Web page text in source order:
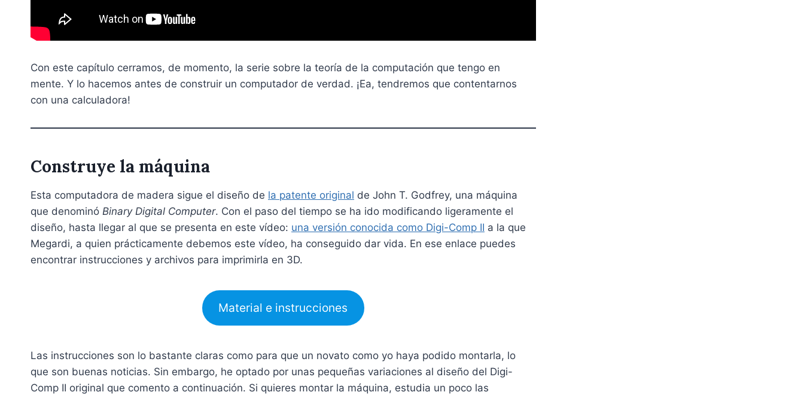
Con este capítulo cerramos, de momento, la serie sobre la teoría de la computación que tengo en
mente. Y lo hacemos antes de construir un computador de verdad. ¡Ea, tendremos que contentarnos
con una calculadora!
Construye la máquina
Esta computadora de madera sigue el diseño de la patente original de John T. Godfrey, una máquina
que denominó Binary Digital Computer. Con el paso del tiempo se ha ido modificando ligeramente el
diseño, hasta llegar al que se presenta en este vídeo: una versión conocida como Digi-Comp II a la que
Megardi, a quien prácticamente debemos este vídeo, ha conseguido dar vida. En ese enlace puedes
encontrar instrucciones y archivos para imprimirla en 3D.
Material e instrucciones
Las instrucciones son lo bastante claras como para que un novato como yo haya podido montarla, lo
que son buenas noticias. Sin embargo, he optado por unas pequeñas variaciones al diseño del Digi-
Comp II original que comento a continuación. Si quieres montar la máquina, estudia un poco las